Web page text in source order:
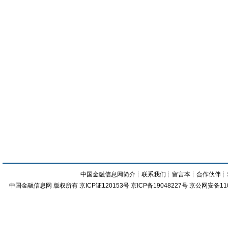
中国金融信息网简介 ┊联系我们 ┊ 留言本 ┊合作伙伴 ┊
中国金融信息网 版权所有 京ICP证120153号 京ICP备19048227号 京公网安备